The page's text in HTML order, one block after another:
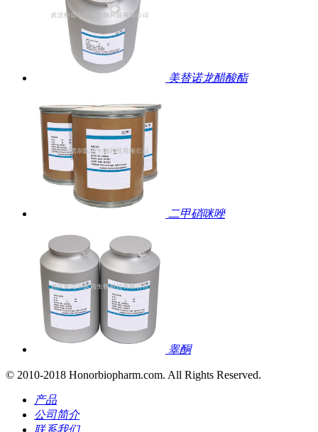
美替诺龙醋酸酯
二甲硝咪唑
睾酮
© 2010-2018 Honorbiopharm.com. All Rights Reserved.
产品
公司简介
联系我们